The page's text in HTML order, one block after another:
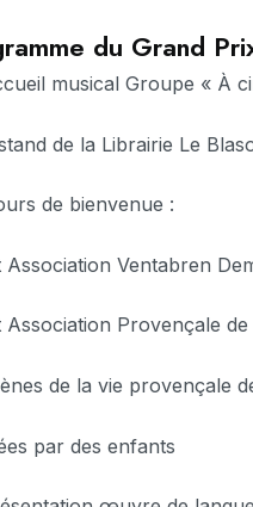
du Grand
musical Groupe « À
de la Librairie Le
de bienvenue :
Association Ventabren
Association Provençale
de la vie provençale
par des enfants